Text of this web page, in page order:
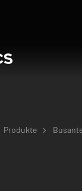
Produkte